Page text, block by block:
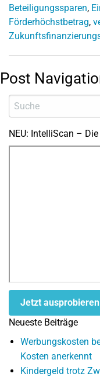
Beteiligungssparen,
Förderhöchstbetrag,
Post
NEU: IntelliScan –
Jetzt ausprobieren
Neueste Beiträge
Werbungskosten
Kosten anerkennt
Kindergeld trotz